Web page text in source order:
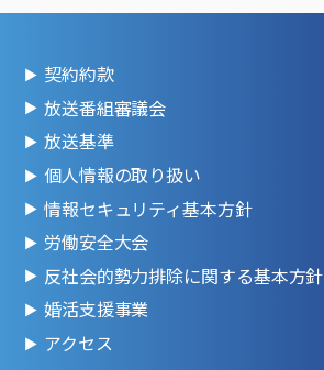
契約約款
放送番組審議会
放送基準
個人情報の取り扱い
情報セキュリティ基本方針
労働安全大会
反社会的勢力排除に関する基本方針
婚活支援事業
アクセス